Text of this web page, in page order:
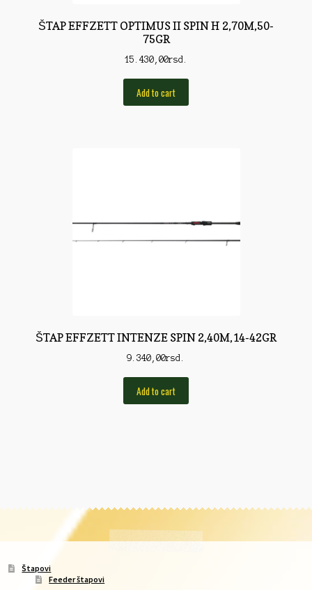
ŠTAP EFFZETT OPTIMUS II SPIN H 2,70M,50-
75GR
15.430,00rsd.
Add to cart
ŠTAP EFFZETT INTENZE SPIN 2,40M,14-42GR
9.340,00rsd.
Add to cart
Štapovi
Feeder štapovi